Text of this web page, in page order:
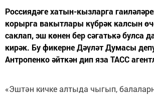
Россиядәге хатын-кызларга
корырга вакытлары күбрәк калсын
саклап, эш көнен бер сәгатькә булса
кирәк. Бу фикерне Дәүләт Думасы
Антропенко әйткән дип яза ТАСС
«Эштән кичке алтыда чыгып,